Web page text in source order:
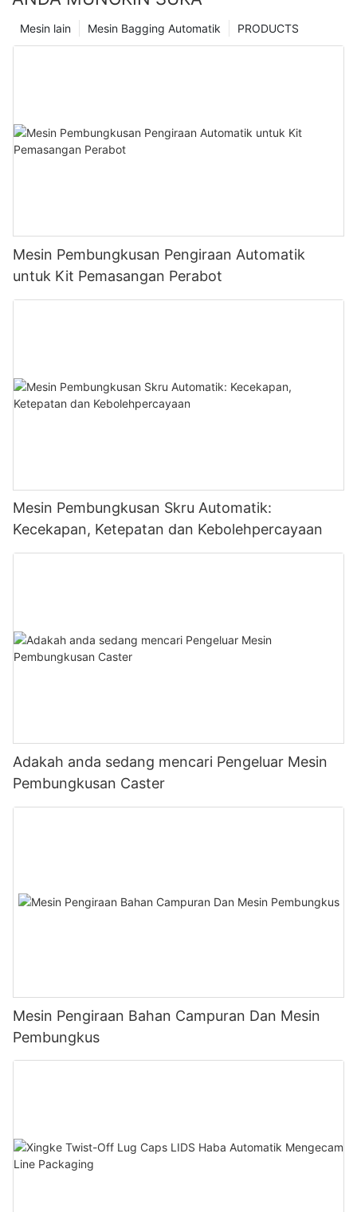
PRODUCTS
Mesin Bagging Automatik
Mesin lain
Mesin Pembungkusan Pengiraan Automatik
untuk Kit Pemasangan Perabot
Mesin Pembungkusan Skru Automatik:
Kecekapan, Ketepatan dan Kebolehpercayaan
Adakah anda sedang mencari Pengeluar Mesin
Pembungkusan Caster
Mesin Pengiraan Bahan Campuran Dan Mesin
Pembungkus